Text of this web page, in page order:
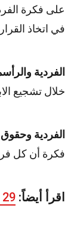
على فكرة
في اتخاذ
الفردية
خلال تشجيع
الفردية
فكرة أن كل
اقرأ أيضاً: 29 حقائق عن علم الأعداد